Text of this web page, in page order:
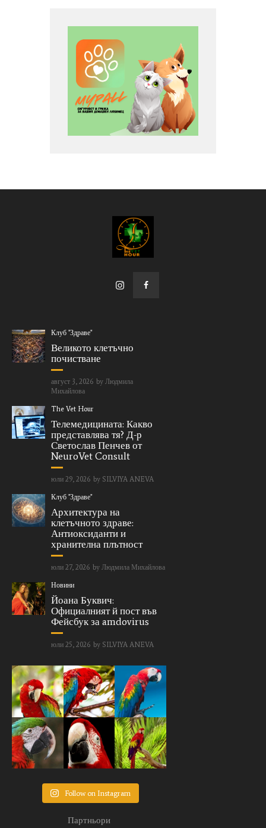
Клуб "Здраве"
Великото клетъчно
почистване
август 3, 2026 by Людмила
Михайлова
The Vet Hour
Телемедицината: Какво
представлява тя? Д-р
Светослав Пенчев от
NeuroVet Consult
юли 29, 2026 by SILVIYA ANEVA
Клуб "Здраве"
Архитектура на
клетъчното здраве:
Антиоксиданти и
хранителна плътност
юли 27, 2026 by Людмила Михайлова
Новини
Йоана Буквич:
Официалният й пост във
Фейсбук за amdovirus
юли 25, 2026 by SILVIYA ANEVA
Follow on Instagram
Партньори